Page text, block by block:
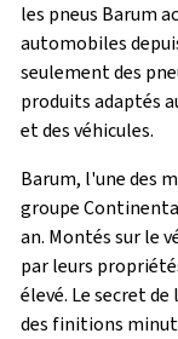
les pneus Barum
automobiles
seulement des
produits adaptés
et des véhicules.
Barum, l'une des
groupe
an. Montés sur le
par leurs
élevé. Le secret
des finitions